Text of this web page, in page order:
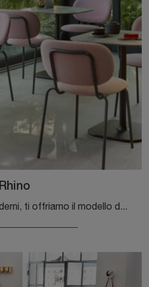
Rhino
Se cerchi tavoli fissi moderni, ti offriamo il modello da cucina in HPL Rhino del brand Scab Design.